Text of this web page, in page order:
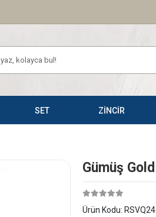
SET ZİNCİR
Gümüş
Ürün Kodu: